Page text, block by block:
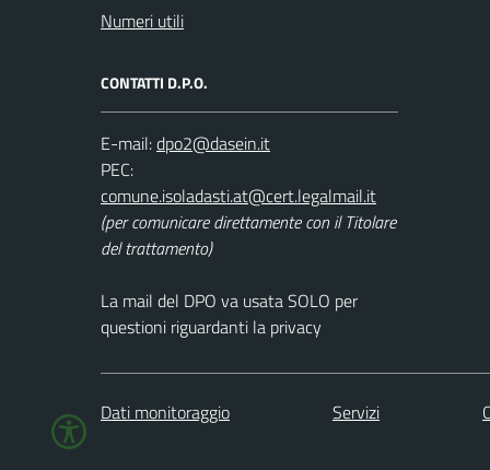
Numeri utili
CONTATTI D.P.O.
E-mail:
PEC:
(per comunicare direttamente con il Titolare
del trattamento)
La mail del DPO va usata SOLO per
questioni riguardanti la privacy
Dati monitoraggio Servizi